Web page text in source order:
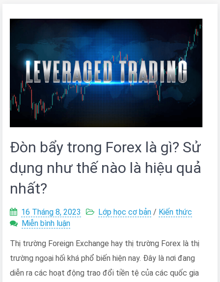
Đòn bẩy trong Forex là gì? Sử
dụng như thế nào là hiệu quả
nhất?
16 Tháng 8, 2023 Lớp học cơ bản / Kiến thức
Miễn bình luậntrên
bẩy
trong
Forex
là
Thị trường Foreign Exchange hay thị trường Forex là thị
trường ngoại hối khá phổ biến hiện nay. Đây là nơi đang
diễn ra các hoạt động trao đổi tiền tệ của các quốc gia